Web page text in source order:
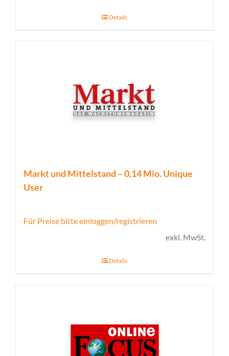
Details
Markt und Mittelstand – 0,14 Mio. Unique
User
Für Preise bitte einloggen/registrieren
exkl. MwSt.
Details